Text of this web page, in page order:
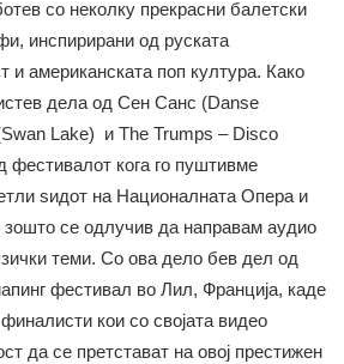
со неколку прекрасни балетски
инспирирани од руската
и американската поп култура. Како
дела од Сен Санс (Danse
Lake) и The Trumps – Disco
фестивалот кога го пуштивме
ѕидот на Националната Опера и
зошто се одлучив да направам аудио
теми. Со ова дело бев дел од
фестивал во Лил, Франција, каде
кои со својата видео
да се претстават на овој престижен